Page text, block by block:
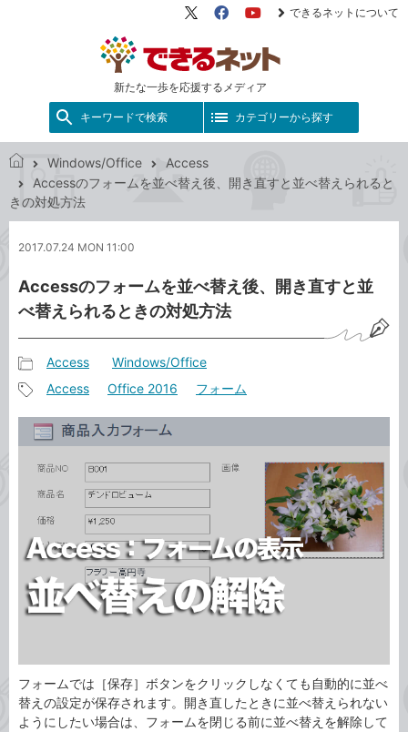
新たな一歩を応援するメディア
X（旧
FacebookYouTube
できるネットについて
キーワードで検索 カテゴリーから探す
で
き
ッ
Windows/Office
Access
Accessのフォームを並べ替え後、開き直すと並べ替えられると
きの対処方法
2017.07.24 MON 11:00
Accessのフォームを並べ替え後、開き直すと並
べ替えられるときの対処方法
事
カ
テ
ゴ
リ
Access Windows/Office
事
タ
グ
Access Office 2016 フォーム
フォームでは［保存］ボタンをクリックしなくても自動的に並べ
替えの設定が保存されます。開き直したときに並べ替えられない
ようにしたい場合は、フォームを閉じる前に並べ替えを解除して